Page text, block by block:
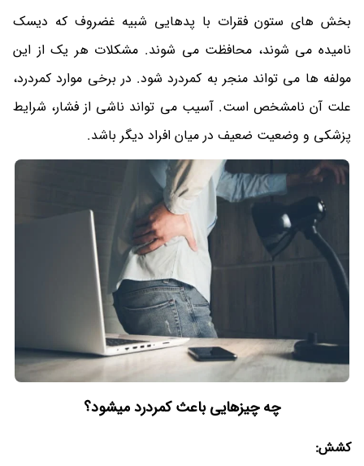
بخش های ستون فقرات با پدهایی شبیه غضروف که دیسک
نامیده می شوند، محافظت می شوند. مشکلات هر یک از این
مولفه ها می تواند منجر به کمردرد شود. در برخی موارد کمردرد،
علت آن نامشخص است. آسیب می تواند ناشی از فشار، شرایط
پزشکی و وضعیت ضعیف در میان افراد دیگر باشد.
چه چیزهایی باعث کمردرد میشود؟
کشش: